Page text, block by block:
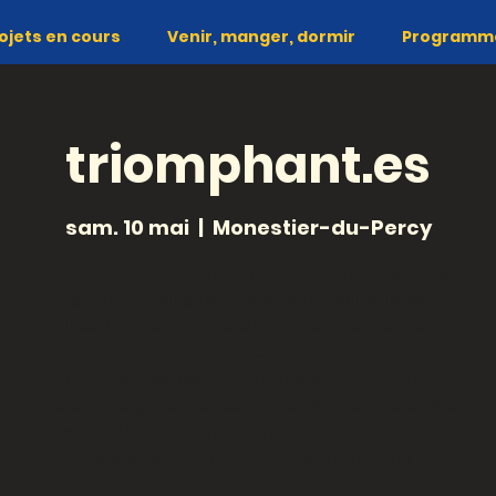
en cours Venir, manger, dormir
triomphant.es
sam. 10 mai
  |
Monestier-du-Percy